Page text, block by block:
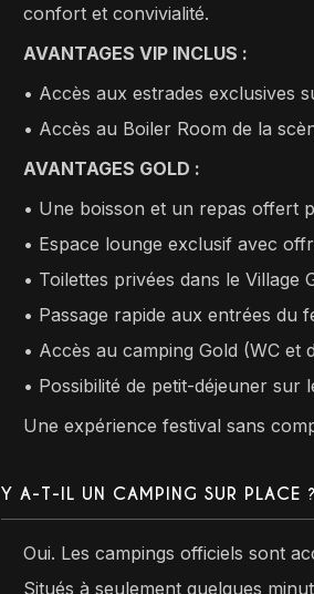
confort et convivialité.
AVANTAGES VIP INCLUS :
• Accès aux estrades exclusives
•⁠ ⁠Accès au Boiler Room de la
AVANTAGES GOLD :
• Une boisson et un repas offert
•⁠ ⁠Espace lounge exclusif avec
•⁠ ⁠Toilettes privées dans le Village
•⁠ ⁠Passage rapide aux entrées du
•⁠ ⁠Accès au camping Gold (WC et
•⁠ ⁠Possibilité de petit-déjeuner sur
Une expérience festival sans
Y A-T-IL UN CAMPING SUR PLACE ?
Oui. Les campings officiels sont
Situés à seulement quelques